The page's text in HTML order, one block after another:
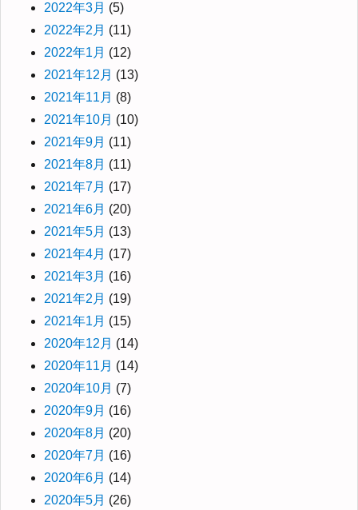
2022年3月 (5)
2022年2月 (11)
2022年1月 (12)
2021年12月 (13)
2021年11月 (8)
2021年10月 (10)
2021年9月 (11)
2021年8月 (11)
2021年7月 (17)
2021年6月 (20)
2021年5月 (13)
2021年4月 (17)
2021年3月 (16)
2021年2月 (19)
2021年1月 (15)
2020年12月 (14)
2020年11月 (14)
2020年10月 (7)
2020年9月 (16)
2020年8月 (20)
2020年7月 (16)
2020年6月 (14)
2020年5月 (26)